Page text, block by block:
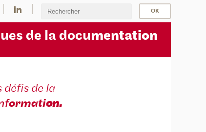
de la documentation
défis de la
ormation.